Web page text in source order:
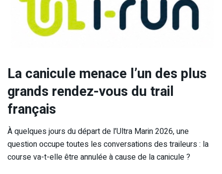
La canicule menace l’un des plus
grands rendez-vous du trail
français
À quelques jours du départ de l’Ultra Marin 2026, une
question occupe toutes les conversations des traileurs : la
course va-t-elle être annulée à cause de la canicule ?